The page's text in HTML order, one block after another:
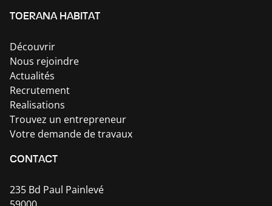
TOERANA HABITAT
Découvrir
Nous rejoindre
Actualités
Recrutement
Realisations
Trouvez un entrepreneur
Votre demande de travaux
CONTACT
235 Bd Paul Painlevé